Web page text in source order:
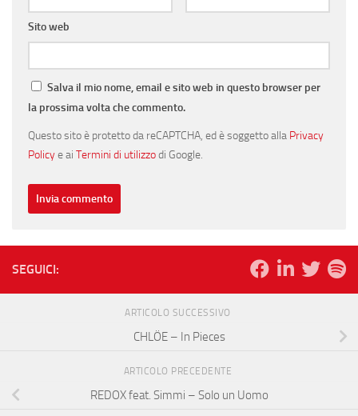
Sito web
Salva il mio nome, email e sito web in questo browser per
la prossima volta che commento.
Questo sito è protetto da reCAPTCHA, ed è soggetto alla Privacy
Policye ai Termini di utilizzodi Google.
SEGUICI:
ARTICOLO SUCCESSIVO
CHLÖE – In Pieces
ARTICOLO PRECEDENTE
REDOX feat. Simmi – Solo un Uomo